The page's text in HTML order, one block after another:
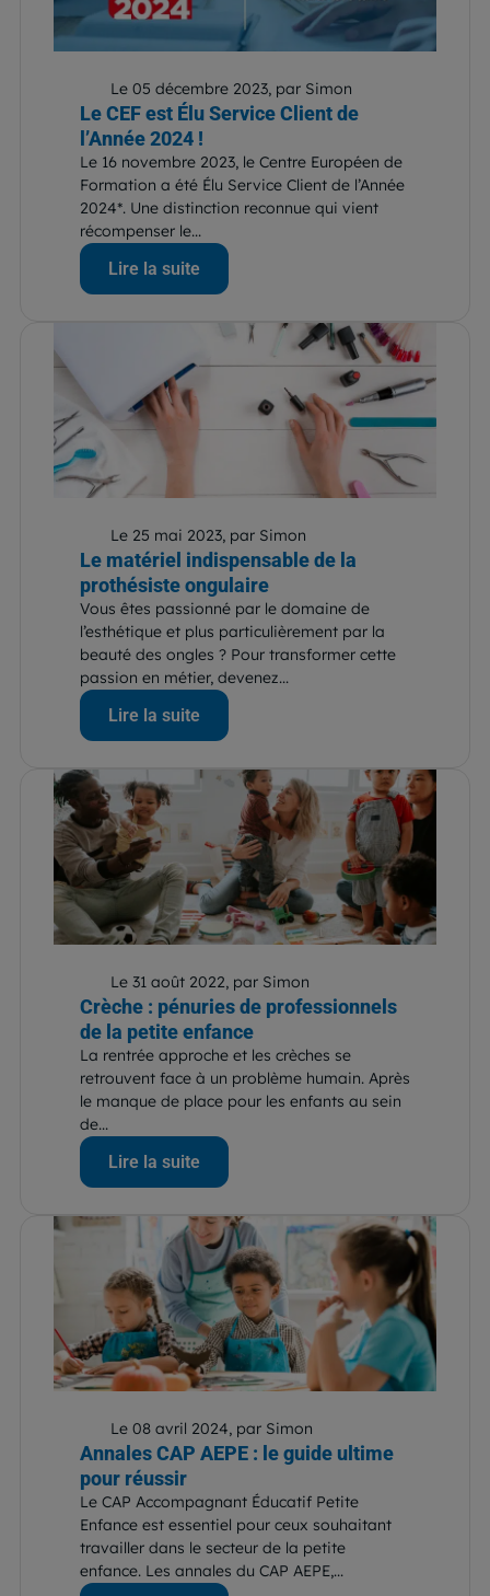
Le 05 décembre 2023, par Simon
Le CEF est Élu Service Client de
l’Année 2024 !
Le 16 novembre 2023, le Centre Européen de
Formation a été Élu Service Client de l’Année
2024*. Une distinction reconnue qui vient
récompenser le...
Lire la suite
Le 25 mai 2023, par Simon
Le matériel indispensable de la
prothésiste ongulaire
Vous êtes passionné par le domaine de
l’esthétique et plus particulièrement par la
beauté des ongles ? Pour transformer cette
passion en métier, devenez...
Lire la suite
Le 31 août 2022, par Simon
Crèche : pénuries de professionnels
de la petite enfance
La rentrée approche et les crèches se
retrouvent face à un problème humain. Après
le manque de place pour les enfants au sein
de...
Lire la suite
Le 08 avril 2024, par Simon
Annales CAP AEPE : le guide ultime
pour réussir
Le CAP Accompagnant Éducatif Petite
Enfance est essentiel pour ceux souhaitant
travailler dans le secteur de la petite
enfance. Les annales du CAP AEPE,...